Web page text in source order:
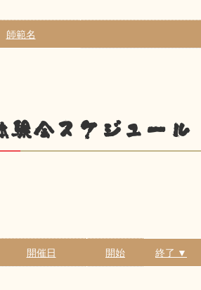
師範名
験会スケジュール
開催日 開始 終了 ▼